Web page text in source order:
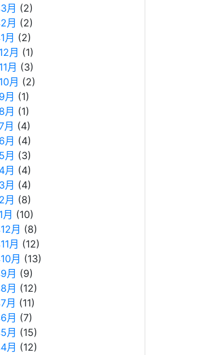
月 (2)
月 (2)
月 (2)
月 (1)
月 (3)
月 (2)
月 (1)
月 (1)
月 (4)
月 (4)
月 (3)
月 (4)
月 (4)
月 (8)
(10)
月 (8)
月 (12)
月 (13)
月 (9)
月 (12)
月 (11)
月 (7)
月 (15)
月 (12)